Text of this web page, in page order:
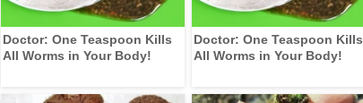
Doctor: One Teaspoon Kills
All Worms in Your Body!
Doctor: One Teaspoon Kills
All Worms in Your Body!